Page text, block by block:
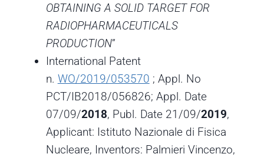
OBTAINING A SOLID TARGET FOR
RADIOPHARMACEUTICALS
PRODUCTION”
International Patent
n. WO/2019/053570 ; Appl. No
PCT/IB2018/056826; Appl. Date
07/09/2018, Publ. Date 21/09/2019,
Applicant: Istituto Nazionale di Fisica
Nucleare, Inventors: Palmieri Vincenzo,